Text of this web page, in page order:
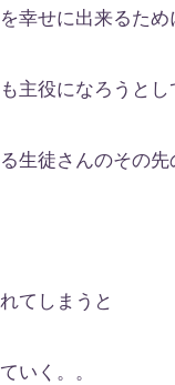
幸せに出来るため
主役になろうとし
生徒さんのその
てしまうと
いく。。